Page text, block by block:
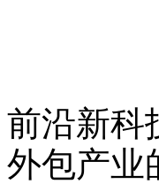
前沿新科
外包产业